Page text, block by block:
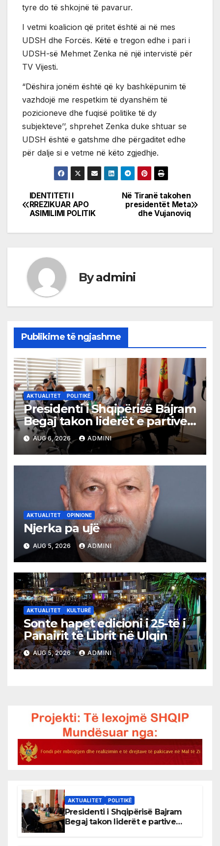
tyre do të shkojnë të pavarur.
I vetmi koalicion që pritet është ai në mes
UDSH dhe Forcës. Këtë e tregon edhe i pari i
UDSH-së Mehmet Zenka në një intervistë për
TV Vijesti.
“Dëshira jonëm është që ky bashkëpunim të
vazhdojë me respetkim të dyanshëm të
pozicioneve dhe fuqisë politike të dy
subjekteve’’, shprehet Zenka duke shtuar se
UDSH është e gatshme dhe përgaditet edhe
për dalje si e vetme në këto zgjedhje.
Post
navigation
Në Tiranë takohen
presidentët Meta
dhe Vujanoviq
IDENTITETI I
RREZIKUAR APO
ASIMILIMI POLITIK
Byadmini
Publikime të ngjashme
AKTUALITET POLITIKË
Presidenti i Shqipërisë Bajram
Begaj takon liderët e partive
shqiptare në Ulqin
AUG 6, 2026 ADMINI
AKTUALITET OPINIONE
Njerka pa ujë
AUG 5, 2026 ADMINI
AKTUALITET KULTURË
Sonte hapet edicioni i 25-të i
Panairit të Librit në Ulqin
AUG 5, 2026 ADMINI
AKTUALITET POLITIKË
Presidenti i Shqipërisë Bajram
Begaj takon liderët e partive